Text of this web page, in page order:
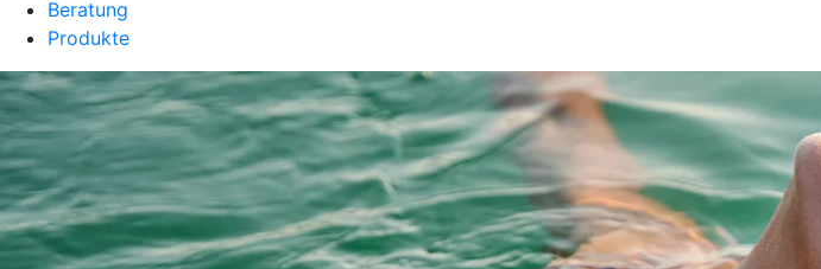
Beratung
Produkte